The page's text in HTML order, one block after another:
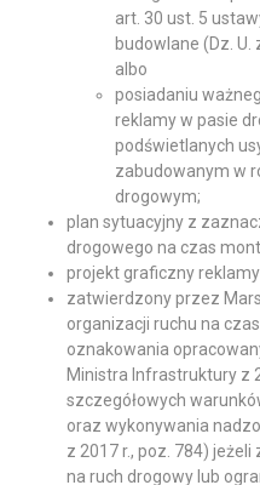
art. 30 ust. 5
budowlane (Dz. U.
albo
posiadaniu
reklamy w pasie
podświetlanych
zabudowanym w
drogowym;
plan sytuacyjny z
drogowego na czas
projekt graficzny reklamy
zatwierdzony przez
organizacji ruchu na
oznakowania
Ministra Infrastruktury z
szczegółowych
oraz wykonywania
z 2017 r., poz. 784)
na ruch drogowy lub